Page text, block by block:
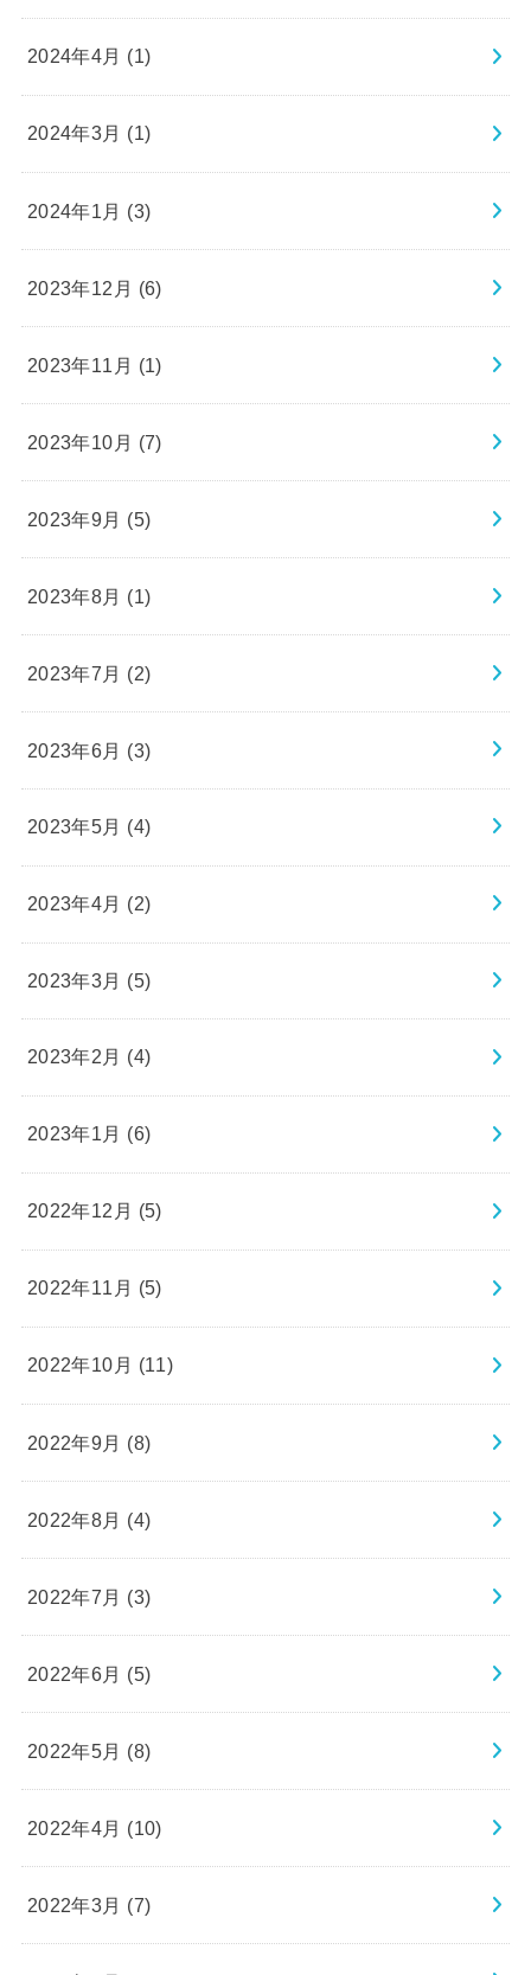
2024年4月 (1)
2024年3月 (1)
2024年1月 (3)
2023年12月 (6)
2023年11月 (1)
2023年10月 (7)
2023年9月 (5)
2023年8月 (1)
2023年7月 (2)
2023年6月 (3)
2023年5月 (4)
2023年4月 (2)
2023年3月 (5)
2023年2月 (4)
2023年1月 (6)
2022年12月 (5)
2022年11月 (5)
2022年10月 (11)
2022年9月 (8)
2022年8月 (4)
2022年7月 (3)
2022年6月 (5)
2022年5月 (8)
2022年4月 (10)
2022年3月 (7)